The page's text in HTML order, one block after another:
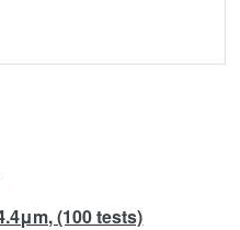
(100 tests)